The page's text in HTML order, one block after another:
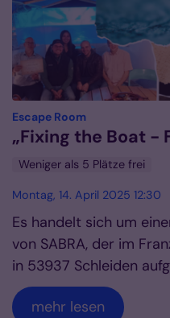
Escape Room:
„Fixing the Boat -
Weniger als 5 Plätze frei
Montag, 14. April 2025 12:30
Es handelt sich um
von SABRA, der im
in 53937 Schleiden
mehr lesen